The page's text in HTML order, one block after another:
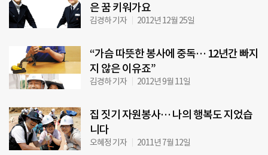
은 꿈 키워가요
김경하 기자 2012년 12월 25일
“가슴 따뜻한 봉사에 중독… 12년간 빠지
지 않은 이유죠”
김경하 기자 2012년 9월 11일
집 짓기 자원봉사… 나의 행복도 지었습
니다
오혜정 기자 2011년 7월 12일